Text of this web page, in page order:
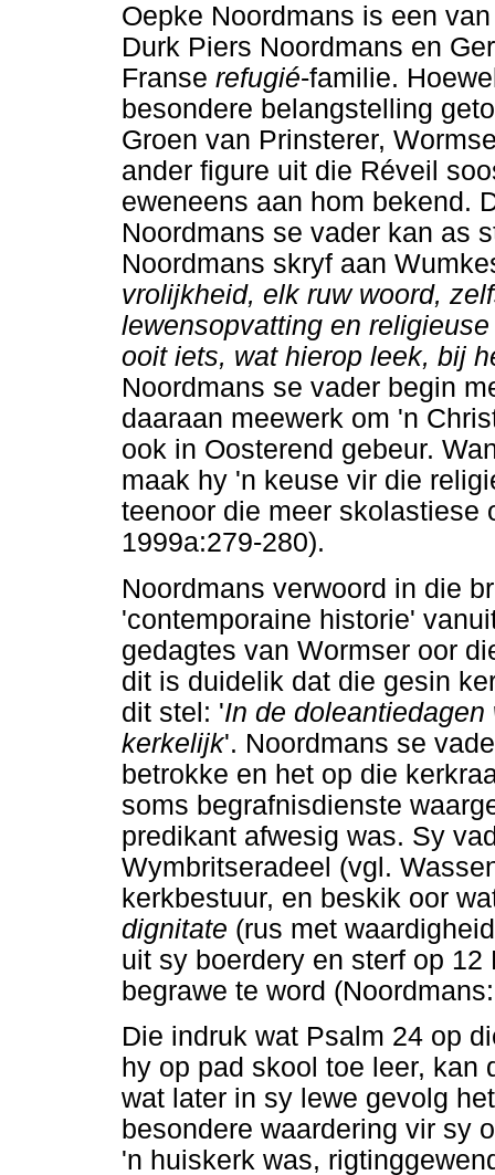
Oepke Noordmans is een
Durk Piers Noordmans en
Franse refugié-familie.
besondere belangstelling
Groen van Prinsterer,
ander figure uit die Réveil
eweneens aan hom bekend.
Noordmans se vader kan as
Noordmans skryf aan
vrolijkheid, elk ruw woord,
lewensopvatting en
ooit iets, wat hierop leek, bij
Noordmans se vader begin
daaraan meewerk om 'n
ook in Oosterend gebeur.
maak hy 'n keuse vir die
teenoor die meer skolastiese
1999a:279-280).
Noordmans verwoord in die
'contemporaine historie'
gedagtes van Wormser oor
dit is duidelik dat die gesin
dit stel: 'In de
kerkelijk'. Noordmans se
betrokke en het op die
soms begrafnisdienste
predikant afwesig was. Sy
Wymbritseradeel (vgl.
kerkbestuur, en beskik oor
dignitate (rus met
uit sy boerdery en sterf op
begrawe te word
Die indruk wat Psalm 24 op
hy op pad skool toe leer, kan
wat later in sy lewe gevolg
besondere waardering vir sy
'n huiskerk was,